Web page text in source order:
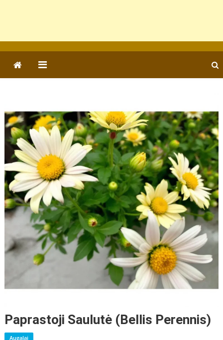
Paprastoji Saulutė (Bellis Perennis)
Augalai